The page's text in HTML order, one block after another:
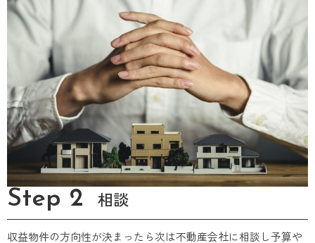
Step 2 相談
収益物件の方向性が決まったら次は不動産会社に相談し予算や